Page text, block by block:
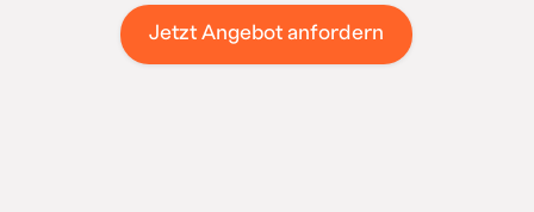
Jetzt Angebot anfordern